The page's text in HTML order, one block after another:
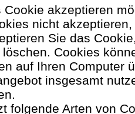
akzeptieren
nicht
Sie das
Cookies
auf Ihren Computer
insgesamt
folgende Arten von